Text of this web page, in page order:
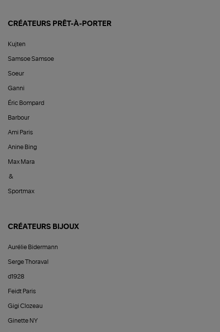
CRÉATEURS PRÊT-À-PORTER
Kujten
Samsoe Samsoe
Soeur
Ganni
Éric Bompard
Barbour
Ami Paris
Anine Bing
Max Mara
&
Sportmax
CRÉATEURS BIJOUX
Aurélie Bidermann
Serge Thoraval
d1928
Feidt Paris
Gigi Clozeau
Ginette NY